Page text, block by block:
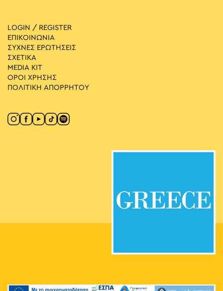
LOGIN / REGISTER
ΕΠΙΚΟΙΝΩΝΙΑ
ΣΥΧΝΕΣ ΕΡΩΤΗΣΕΙΣ
ΣΧΕΤΙΚΑ
MEDIA ΚIT
ΟΡΟΙ ΧΡΗΣΗΣ
ΠΟΛΙΤΙΚΗ ΑΠΟΡΡΗΤΟΥ